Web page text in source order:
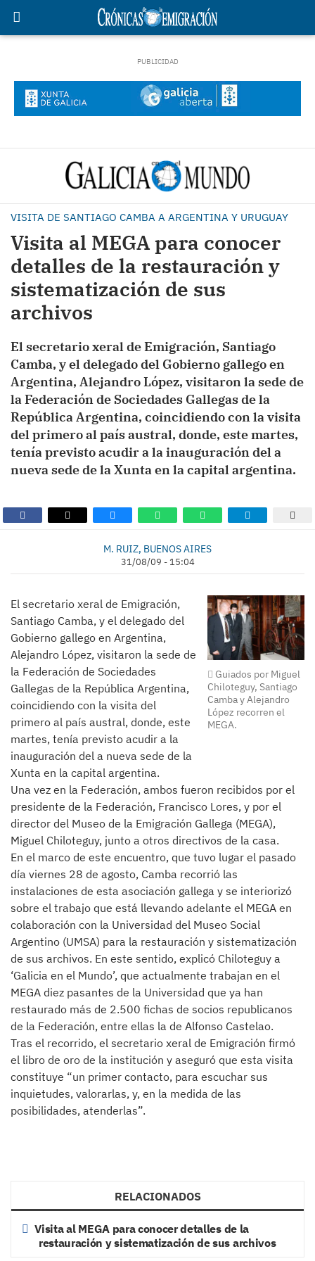
VISITA DE SANTIAGO CAMBA A ARGENTINA Y URUGUAY
Visita al MEGA para conocer
detalles de la restauración y
sistematización de sus
archivos
El secretario xeral de Emigración, Santiago
Camba, y el delegado del Gobierno gallego en
Argentina, Alejandro López, visitaron la sede de
la Federación de Sociedades Gallegas de la
República Argentina, coincidiendo con la visita
del primero al país austral, donde, este martes,
tenía previsto acudir a la inauguración del a
nueva sede de la Xunta en la capital argentina.
M. RUIZ, BUENOS AIRES
31/08/09 - 15:04
Guiados por Miguel
Chiloteguy, Santiago
Camba y Alejandro
López recorren el
MEGA.
El secretario xeral de Emigración,
Santiago Camba, y el delegado del
Gobierno gallego en Argentina,
Alejandro López, visitaron la sede de
la Federación de Sociedades
Gallegas de la República Argentina,
coincidiendo con la visita del
primero al país austral, donde, este
martes, tenía previsto acudir a la
inauguración del a nueva sede de la
Xunta en la capital argentina.
Una vez en la Federación, ambos fueron recibidos por el
presidente de la Federación, Francisco Lores, y por el
director del Museo de la Emigración Gallega (MEGA),
Miguel Chiloteguy, junto a otros directivos de la casa.
En el marco de este encuentro, que tuvo lugar el pasado
día viernes 28 de agosto, Camba recorrió las
instalaciones de esta asociación gallega y se interiorizó
sobre el trabajo que está llevando adelante el MEGA en
colaboración con la Universidad del Museo Social
Argentino (UMSA) para la restauración y sistematización
de sus archivos. En este sentido, explicó Chiloteguy a
‘Galicia en el Mundo’, que actualmente trabajan en el
MEGA diez pasantes de la Universidad que ya han
restaurado más de 2.500 fichas de socios republicanos
de la Federación, entre ellas la de Alfonso Castelao.
Tras el recorrido, el secretario xeral de Emigración firmó
el libro de oro de la institución y aseguró que esta visita
constituye “un primer contacto, para escuchar sus
inquietudes, valorarlas, y, en la medida de las
posibilidades, atenderlas”.
RELACIONADOS
Visita al MEGA para conocer detalles de la
restauración y sistematización de sus archivos